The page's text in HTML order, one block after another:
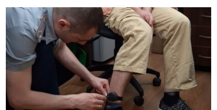
MULTIMEDIA
VIDEO
FOTOQALEREYA
İNFOQRAFIKA
RADIO ARXIV
OXU ZALI
AZƏRBAYCAN ƏDƏBIYYATI KITABXANASI
İSLAM VƏ DEMOKRATIYA
İZ - MƏDƏNIYYƏT PROQRAMI
HAQQIMIZDA
MISSIYAMIZ
PEŞƏ ETIKASI VƏ JURNALISTIKA STANDARTLARIMIZ
MATERIALLARIMIZDAN ISTIFADƏ
BIZI IZLƏ